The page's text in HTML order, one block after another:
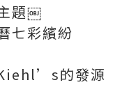
題￼
七彩繽紛
的發源